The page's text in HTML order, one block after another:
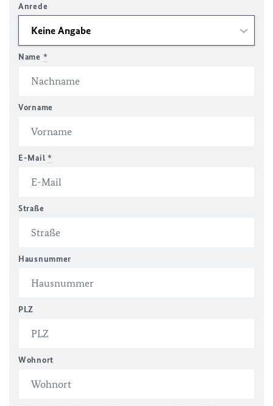
Anrede
Name *
Vorname
E-Mail *
Straße
Hausnummer
PLZ
Wohnort